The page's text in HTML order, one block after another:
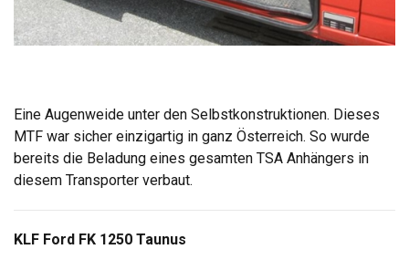
Eine Augenweide unter den Selbstkonstruktionen. Dieses
MTF war sicher einzigartig in ganz Österreich. So wurde
bereits die Beladung eines gesamten TSA Anhängers in
diesem Transporter verbaut.
KLF Ford FK 1250 Taunus